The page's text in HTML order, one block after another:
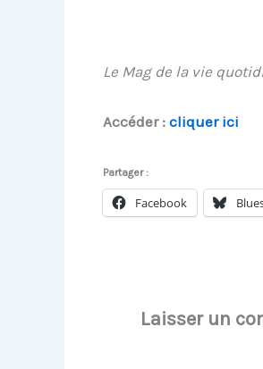
Le Mag de la vie
Accéder : cliquer ici
Partager :
Facebook
Laisser un